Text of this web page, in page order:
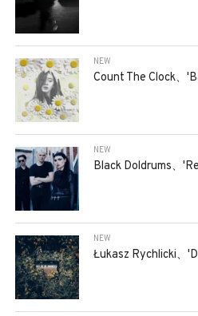
NEW
Count The Clock、
NEW
Black Doldrums、
NEW
Łukasz Rychlicki、